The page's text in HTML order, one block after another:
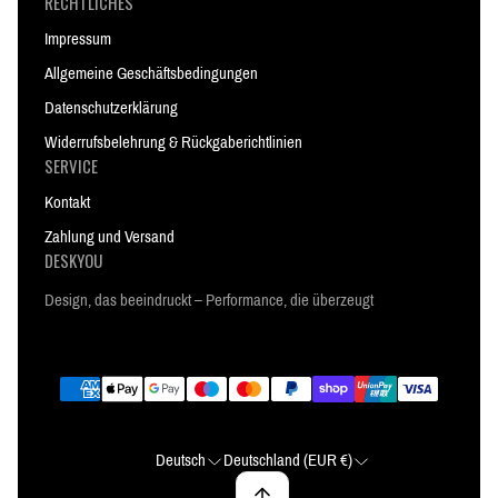
Impressum
Allgemeine Geschäftsbedingungen
Datenschutzerklärung
Widerrufsbelehrung & Rückgaberichtlinien
SERVICE
Kontakt
Zahlung und Versand
DESKYOU
Design, das beeindruckt – Performance, die überzeugt
Deutsch Deutschland (EUR €)